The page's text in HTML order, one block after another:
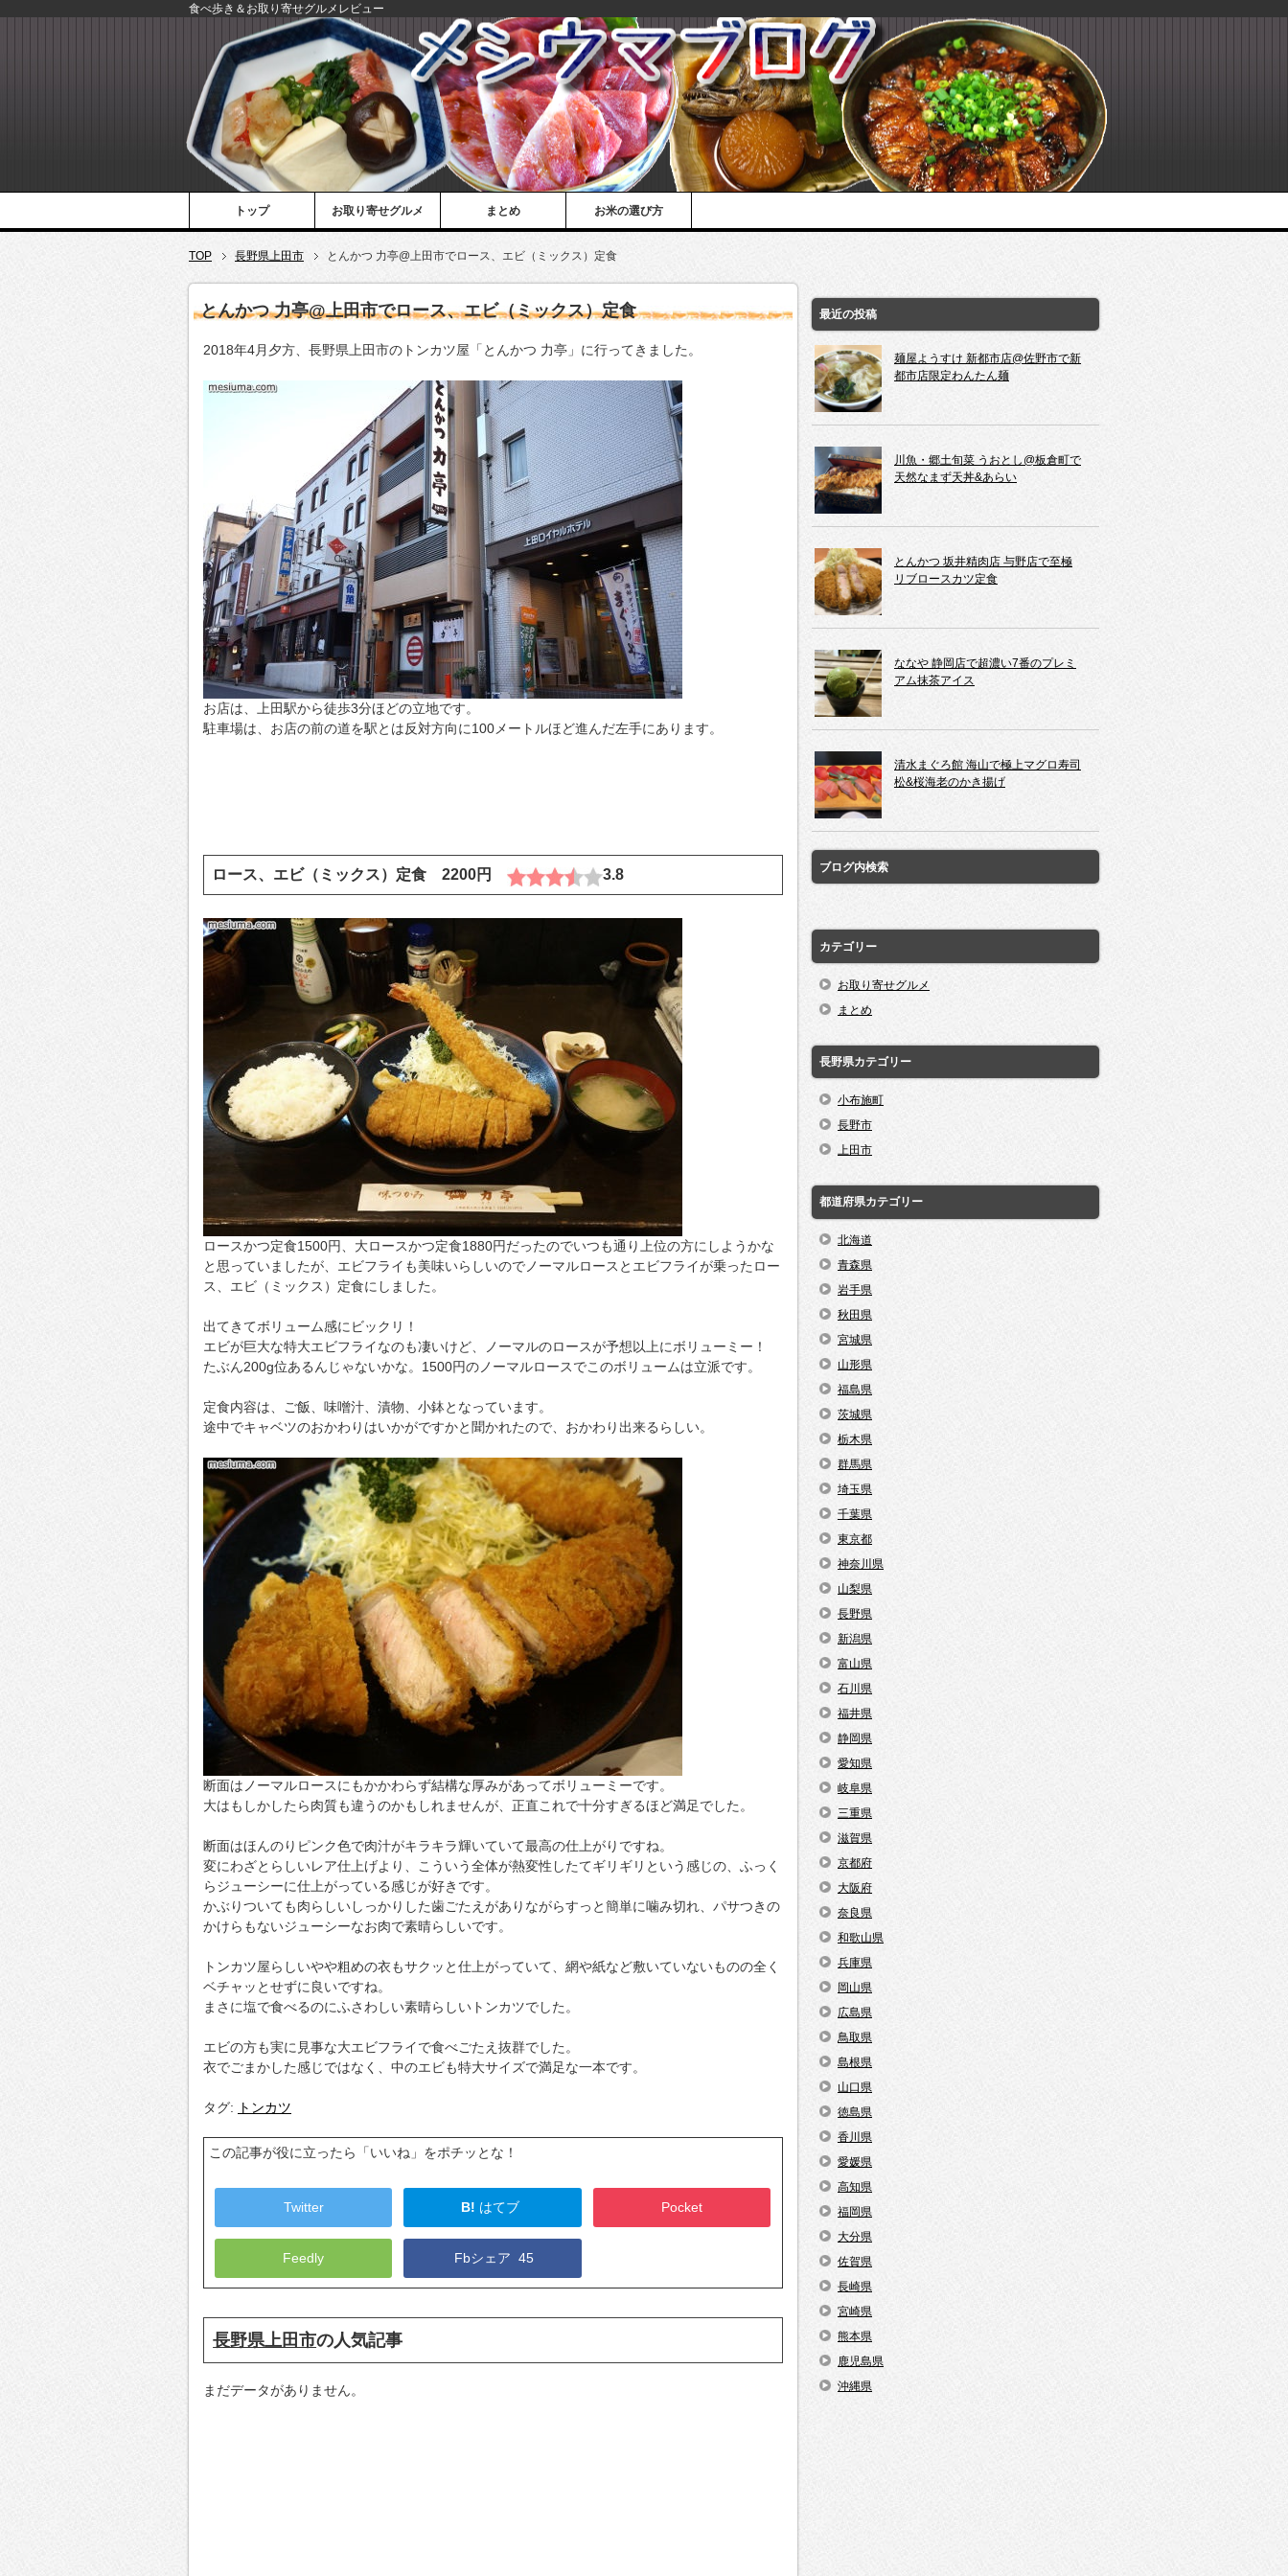
食べ歩き＆お取り寄せグルメレビュー
トップ お取り寄せグルメ まとめ お米の選び方
TOP 長野県上田市 とんかつ 力亭@上田市でロース、エビ（ミックス）定食
とんかつ 力亭@上田市でロース、エビ（ミックス）定食
2018年4月夕方、長野県上田市のトンカツ屋「とんかつ 力亭」に行ってきました。
お店は、上田駅から徒歩3分ほどの立地です。
駐車場は、お店の前の道を駅とは反対方向に100メートルほど進んだ左手にあります。
ロース、エビ（ミックス）定食 2200円 3.8
ロースかつ定食1500円、大ロースかつ定食1880円だったのでいつも通り上位の方にしようかな
と思っていましたが、エビフライも美味いらしいのでノーマルロースとエビフライが乗ったロー
ス、エビ（ミックス）定食にしました。
出てきてボリューム感にビックリ！
エビが巨大な特大エビフライなのも凄いけど、ノーマルのロースが予想以上にボリューミー！
たぶん200g位あるんじゃないかな。1500円のノーマルロースでこのボリュームは立派です。
定食内容は、ご飯、味噌汁、漬物、小鉢となっています。
途中でキャベツのおかわりはいかがですかと聞かれたので、おかわり出来るらしい。
断面はノーマルロースにもかかわらず結構な厚みがあってボリューミーです。
大はもしかしたら肉質も違うのかもしれませんが、正直これで十分すぎるほど満足でした。
断面はほんのりピンク色で肉汁がキラキラ輝いていて最高の仕上がりですね。
変にわざとらしいレア仕上げより、こういう全体が熱変性したてギリギリという感じの、ふっく
らジューシーに仕上がっている感じが好きです。
かぶりついても肉らしいしっかりした歯ごたえがありながらすっと簡単に噛み切れ、パサつきの
かけらもないジューシーなお肉で素晴らしいです。
トンカツ屋らしいやや粗めの衣もサクッと仕上がっていて、網や紙など敷いていないものの全く
ベチャッとせずに良いですね。
まさに塩で食べるのにふさわしい素晴らしいトンカツでした。
エビの方も実に見事な大エビフライで食べごたえ抜群でした。
衣でごまかした感じではなく、中のエビも特大サイズで満足な一本です。
タグ: トンカツ
この記事が役に立ったら「いいね」をポチッとな！
Twitter B! はてブ Pocket
Feedly Fbシェア45
長野県上田市の人気記事
まだデータがありません。
最近の投稿
麺屋ようすけ 新都市店@佐野市で新
都市店限定わんたん麺
川魚・郷土旬菜 うおとし@板倉町で
天然なまず天丼&あらい
とんかつ 坂井精肉店 与野店で至極
リブロースカツ定食
ななや 静岡店で超濃い7番のプレミ
アム抹茶アイス
清水まぐろ館 海山で極上マグロ寿司
松&桜海老のかき揚げ
ブログ内検索
カテゴリー
お取り寄せグルメ
まとめ
長野県カテゴリー
小布施町
長野市
上田市
都道府県カテゴリー
北海道
青森県
岩手県
秋田県
宮城県
山形県
福島県
茨城県
栃木県
群馬県
埼玉県
千葉県
東京都
神奈川県
山梨県
長野県
新潟県
富山県
石川県
福井県
静岡県
愛知県
岐阜県
三重県
滋賀県
京都府
大阪府
奈良県
和歌山県
兵庫県
岡山県
広島県
鳥取県
島根県
山口県
徳島県
香川県
愛媛県
高知県
福岡県
大分県
佐賀県
長崎県
宮崎県
熊本県
鹿児島県
沖縄県